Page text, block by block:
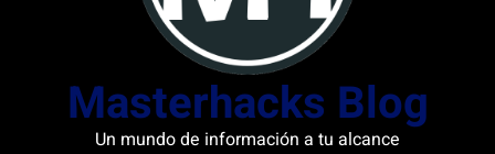
Masterhacks Blog
Un mundo de información a tu alcance